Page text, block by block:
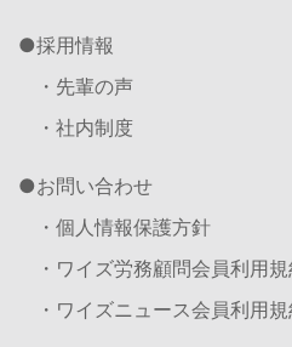
採用情報
・先輩の声
・社内制度
お問い合わせ
・個人情報保護方針
・ワイズ労務顧問会員利用規
・ワイズニュース会員利用規